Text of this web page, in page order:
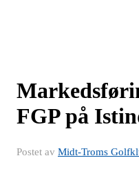
FGP på
Postet av Midt-Troms